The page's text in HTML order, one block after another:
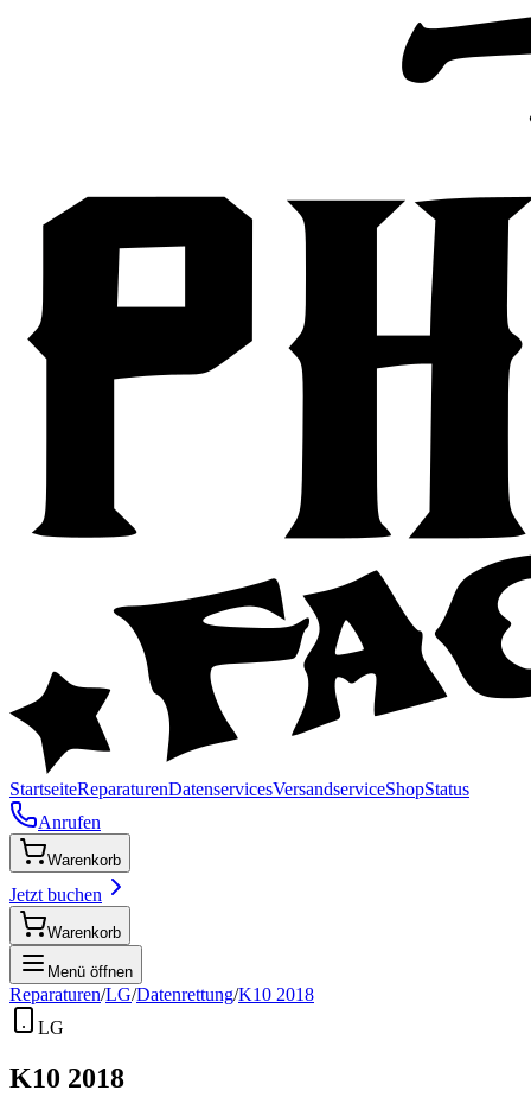
StartseiteReparaturenDatenservicesVersandserviceShopStatus
Anrufen
Warenkorb
Jetzt buchen
Warenkorb
Menü öffnen
Reparaturen/LG/Datenrettung/K10 2018
LG
K10 2018